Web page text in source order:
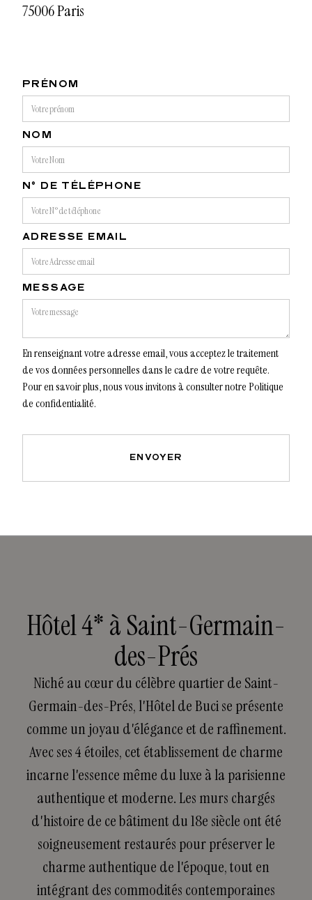
PRÉNOM
NOM
N° DE TÉLÉPHONE
ADRESSE EMAIL
MESSAGE
En renseignant votre adresse email, vous acceptez le traitement
de vos données personnelles dans le cadre de votre requête.
Pour en savoir plus, nous vous invitons à consulter notre Politique
de confidentialité.
75006 Paris
Hôtel 4* à Saint-Germain-
des-Prés
Niché au cœur du célèbre quartier de Saint-
Germain-des-Prés, l'Hôtel de Buci se présente
comme un joyau d'élégance et de raffinement.
Avec ses 4 étoiles, cet établissement de charme
incarne l'essence même du luxe à la parisienne
authentique et moderne. Les murs chargés
d'histoire de ce bâtiment du 18e siècle ont été
soigneusement restaurés pour préserver le
charme authentique de l'époque, tout en
intégrant des commodités contemporaines